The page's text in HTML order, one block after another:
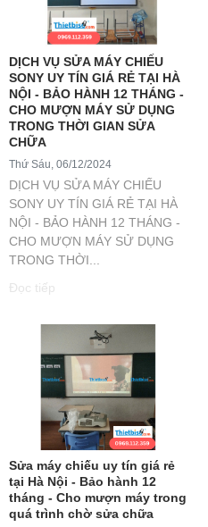
DỊCH VỤ SỬA MÁY CHIẾU
SONY UY TÍN GIÁ RẺ TẠI HÀ
NỘI - BẢO HÀNH 12 THÁNG -
CHO MƯỢN MÁY SỬ DỤNG
TRONG THỜI GIAN SỬA
CHỮA
Thứ Sáu, 06/12/2024
DỊCH VỤ SỬA MÁY CHIẾU
SONY UY TÍN GIÁ RẺ TẠI HÀ
NỘI - BẢO HÀNH 12 THÁNG -
CHO MƯỢN MÁY SỬ DỤNG
TRONG THỜI...
Đọc tiếp
Sửa máy chiếu uy tín giá rẻ
tại Hà Nội - Bảo hành 12
tháng - Cho mượn máy trong
quá trình chờ sửa chữa